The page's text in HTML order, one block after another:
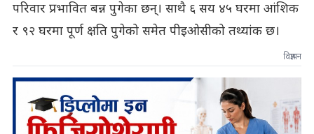
परिवार प्रभावित बन्न पुगेका छन्। साथै ६ सय ४५ घरमा आंशिक
र ९२ घरमा पूर्ण क्षति पुगेको समेत पीइओसीको तथ्यांक छ।
विज्ञापन